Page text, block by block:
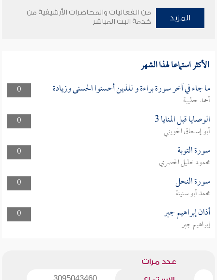
المزيد
من الفعاليات والمحاضرات الأرشيفية من
خدمة البث المباشر
الأكثر استماعا لهذا الشهر
0 ما جاء في آخر سورة براءة و للذين أحسنوا الحسنى وزيادة
أحمد حطيبة
0
الوصايا قبل المنايا 3
أبو إسحاق الحويني
0
سورة التوبة
محمود خليل الحصري
0
سورة النحل
محمد أبو سنينة
0
أذان إبراهيم جبر
إبراهيم جبر
عدد مرات